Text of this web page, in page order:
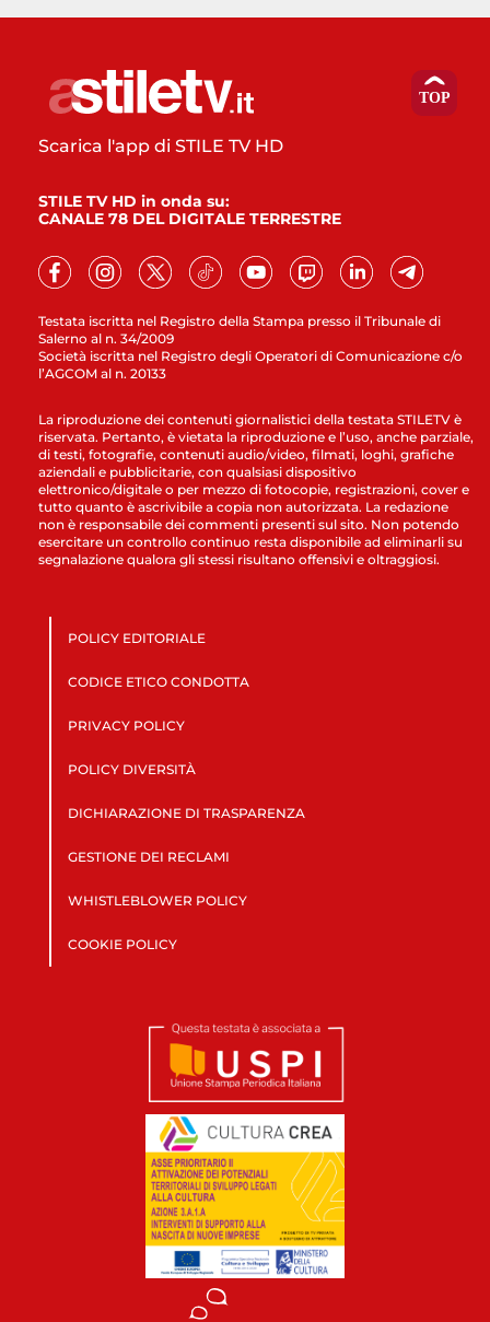
Testata iscritta nel Registro della Stampa presso il Tribunale di
Salerno al n. 34/2009
Società iscritta nel Registro degli Operatori di Comunicazione c/o
l’AGCOM al n. 20133
Scarica l'app di STILE TV HD
STILE TV HD in onda su:
CANALE 78 DEL DIGITALE TERRESTRE
La riproduzione dei contenuti giornalistici della testata STILETV è
riservata. Pertanto, è vietata la riproduzione e l’uso, anche parziale,
di testi, fotografie, contenuti audio/video, filmati, loghi, grafiche
aziendali e pubblicitarie, con qualsiasi dispositivo
elettronico/digitale o per mezzo di fotocopie, registrazioni, cover e
tutto quanto è ascrivibile a copia non autorizzata. La redazione
non è responsabile dei commenti presenti sul sito. Non potendo
esercitare un controllo continuo resta disponibile ad eliminarli su
segnalazione qualora gli stessi risultano offensivi e oltraggiosi.
POLICY EDITORIALE
CODICE ETICO CONDOTTA
PRIVACY POLICY
POLICY DIVERSITÀ
DICHIARAZIONE DI TRASPARENZA
GESTIONE DEI RECLAMI
WHISTLEBLOWER POLICY
COOKIE POLICY